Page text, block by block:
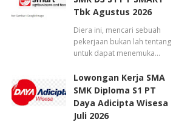
Tbk Agustus 2026
Diera ini, mencari sebuah
pekerjaan bukan lah tentang
untuk dapat menemuka…
Lowongan Kerja SMA
SMK Diploma S1 PT
Daya Adicipta Wisesa
Juli 2026